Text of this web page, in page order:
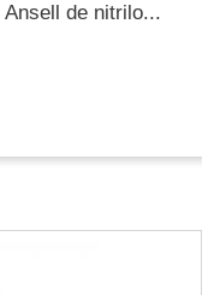
Ansell de nitrilo...